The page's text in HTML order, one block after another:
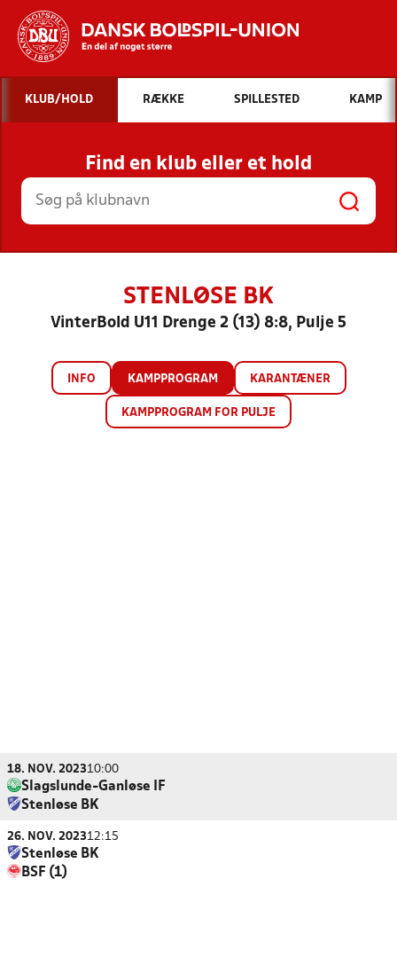
Hvad vil du søge efter?
INDHOLD OG NYHEDER
STILLINGER, RESULTATER, KLUBBER OG
HOLD
KLUB/HOLD RÆKKE SPILLESTED KAMP
Find en klub eller et hold
STENLØSE BK
VinterBold U11 Drenge 2 (13) 8:8, Pulje 5
INFO KAMPPROGRAM KARANTÆNER
KAMPPROGRAM FOR PULJE
18. NOV. 202310:00
Slagslunde-Ganløse IF
Stenløse BK
26. NOV. 202312:15
Stenløse BK
BSF (1)